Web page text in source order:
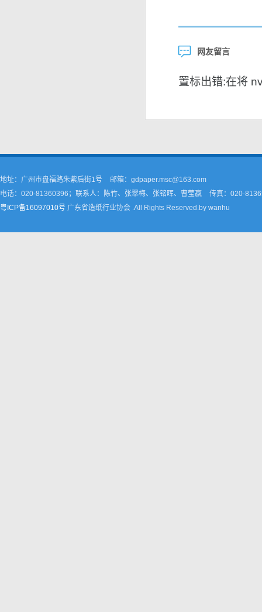
网友留言
置标出错:在将
地址：广州市盘福路朱紫后街1号
邮箱：gdpaper.msc@163.com
电话：020-81360396；联系人：陈竹、张翠梅、张铭晖、曹莹嬴
传真：020-
粤ICP备16097010号 广东省造纸行业协会 .All Rights Reserved.by wanhu